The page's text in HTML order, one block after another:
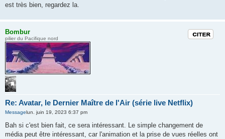
est très bien, regardez la.
Bombur
pilier du Pacifique nord
Re: Avatar, le Dernier Maître de l'Air (série live Netflix)
Citation
Messagelun. juin 19, 2023 6:37 pm
Bah si c'est bien fait, ce sera intéressant. Le simple changement de
média peut être intéressant, car l'animation et la prise de vues réelles ont